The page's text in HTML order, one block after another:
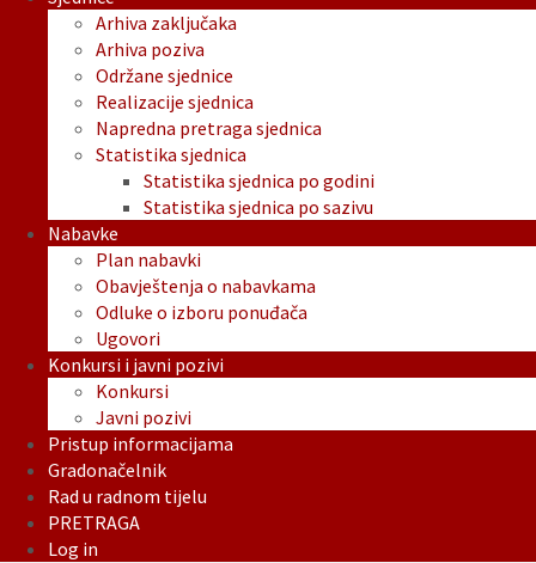
Arhiva zaključaka
Arhiva poziva
Održane sjednice
Realizacije sjednica
Napredna pretraga sjednica
Statistika sjednica
Statistika sjednica po godini
Statistika sjednica po sazivu
Nabavke
Plan nabavki
Obavještenja o nabavkama
Odluke o izboru ponuđača
Ugovori
Konkursi i javni pozivi
Konkursi
Javni pozivi
Pristup informacijama
Gradonačelnik
Rad u radnom tijelu
PRETRAGA
Log in